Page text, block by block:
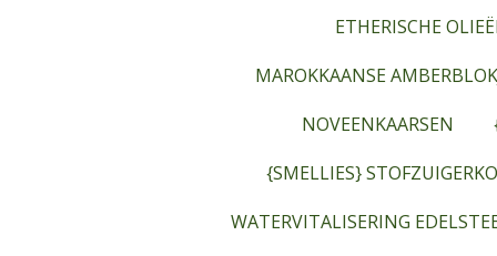
ETHERISCHE
MAROKKAANSE
NOVEENKAARSEN
{SMELLIES}
WATERVITALISERING